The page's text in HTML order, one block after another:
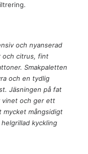
och nyanserad
och citrus, fint
Smakpaletten
och en tydlig
Jäsningen på fat
vinet och ger ett
mycket mångsidigt
kyckling